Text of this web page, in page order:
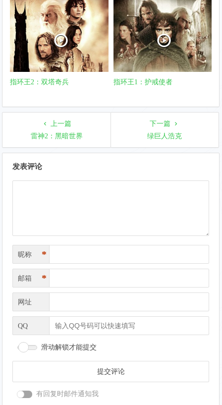
指环王2：双塔奇兵 指环王1：护戒使者
上一篇
雷神2：黑暗世界
下一篇
绿巨人浩克
发表评论
昵称 *
邮箱 *
网址
QQ
滑动解锁才能提交
有回复时邮件通知我